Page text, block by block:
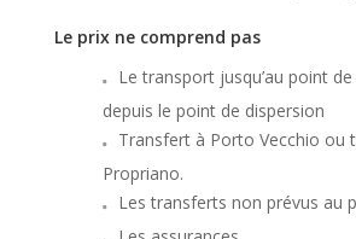
Le prix ne comprend pas
Le transport jusqu’au point
depuis le point de dispersion
Transfert à Porto Vecchio ou
Propriano.
Les transferts non prévus au